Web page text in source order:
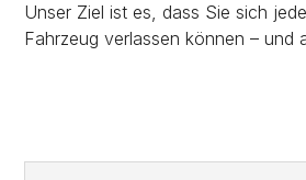
Unser Ziel ist es, dass Sie sich
Fahrzeug verlassen können – und